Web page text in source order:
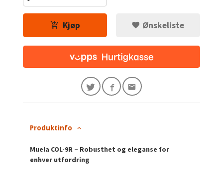
Kjøp Ønskeliste
Produktinfo
Muela COL-9R – Robusthet og eleganse for
enhver utfordring